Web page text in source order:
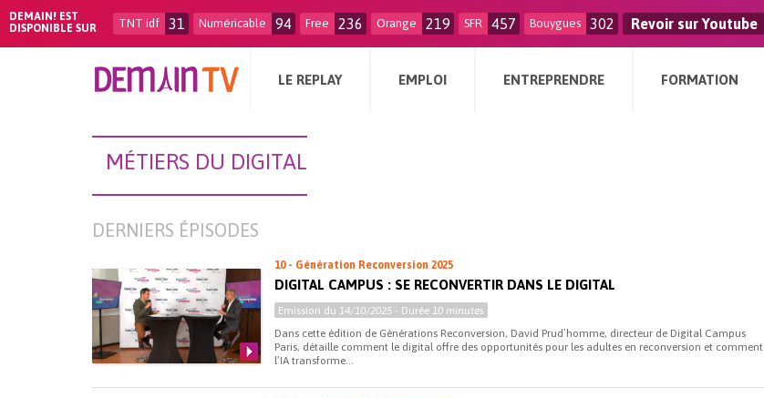
DEMAIN! EST
DISPONIBLE SUR
TNT idf 31 Numéricable 94 Free 236 Orange 219 SFR 457 Bouygues 302 Revoir sur Youtube
LE REPLAY EMPLOI ENTREPRENDRE FORMATION
MÉTIERS DU DIGITAL
DERNIERS ÉPISODES
10 - Génération Reconversion 2025
DIGITAL CAMPUS : SE RECONVERTIR DANS LE DIGITAL
Emission du14/10/2025 - Durée10 minutes
Dans cette édition de Générations Reconversion, David Prud’homme, directeur de Digital Campus
Paris, détaille comment le digital offre des opportunités pour les adultes en reconversion et comment
l’IA transforme...